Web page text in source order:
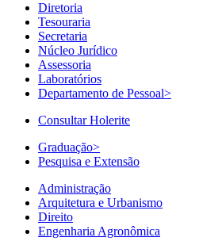
Diretoria
Tesouraria
Secretaria
Núcleo Jurídico
Assessoria
Laboratórios
Departamento de Pessoal>
Consultar Holerite
Graduação>
Pesquisa e Extensão
Administração
Arquitetura e Urbanismo
Direito
Engenharia Agronômica